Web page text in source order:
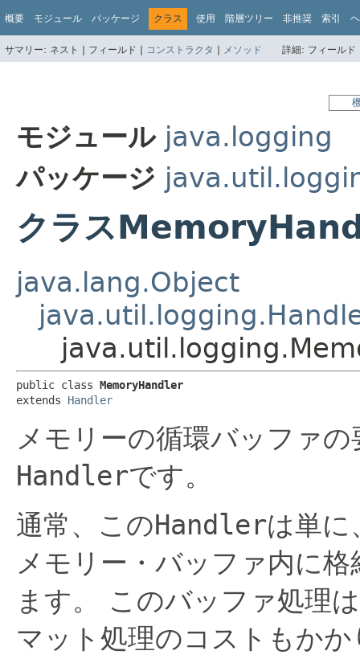
概要 モジュール パッケージ クラス 使用 階層ツリー 非推奨 索引
サマリー: ネスト | フィールド | コンストラクタ | メソッド 詳細: フィール
モジュール java.logging
パッケージ
クラス
java.lang.Object
public class MemoryHandler
extends Handler
メモリーの循環バッファ
Handlerです。
通常、このHandlerは単に
メモリー・バッファ内に
ます。
このバッファ処理
マット処理のコストもか